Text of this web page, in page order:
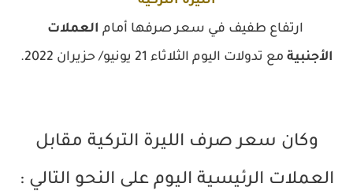
ارتفاع طفيف في سعر صرفها أمام العملات
الأجنبية مع تدولات اليوم الثلاثاء 21 يونيو/ حزيران 2022.
وكان سعر صرف الليرة التركية مقابل
العملات الرئيسية اليوم على النحو التالي :